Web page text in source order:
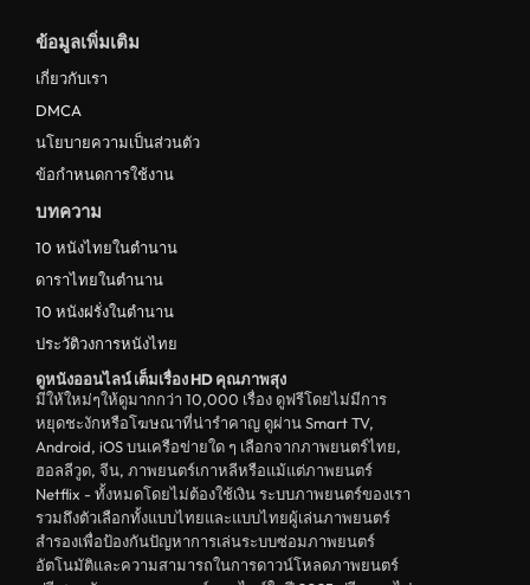
ดูหนังญี่ปุ่น Japan
ดูหนังชีวประวัติ Biography
ดูหนังเกาหลีใต้ South Korea
ระทึกขวัญ
ตลก
ดูหนังจีน China
unknown
ดูหนังอีโรติก R18+ erotic
บู๊
หนังฝรั่ง
ดูหนังสารคดี Documentary
สยองขวัญ
ข้อมูลเพิ่มเติม
เกี่ยวกับเรา
DMCA
นโยบายความเป็นส่วนตัว
ข้อกำหนดการใช้งาน
บทความ
10 หนังไทยในตำนาน
ดาราไทยในตำนาน
10 หนังฝรั่งในตำนาน
ประวัติวงการหนังไทย
ดูหนังออนไลน์ เต็มเรื่อง HD คุณภาพสุง
มีให้ใหม่ๆให้ดูมากกว่า 10,000 เรื่อง ดูฟรีโดยไม่มีการ
หยุดชะงักหรือโฆษณาที่น่ารำคาญ ดูผ่าน Smart TV,
Android, iOS บนเครือข่ายใด ๆ เลือกจากภาพยนตร์ไทย,
ฮอลลีวูด, จีน, ภาพยนตร์เกาหลีหรือแม้แต่ภาพยนตร์
Netflix - ทั้งหมดโดยไม่ต้องใช้เงิน ระบบภาพยนตร์ของเรา
รวมถึงตัวเลือกทั้งแบบไทยและแบบไทยผู้เล่นภาพยนตร์
สำรองเพื่อป้องกันปัญหาการเล่นระบบซ่อมภาพยนตร์
อัตโนมัติและความสามารถในการดาวน์โหลดภาพยนตร์